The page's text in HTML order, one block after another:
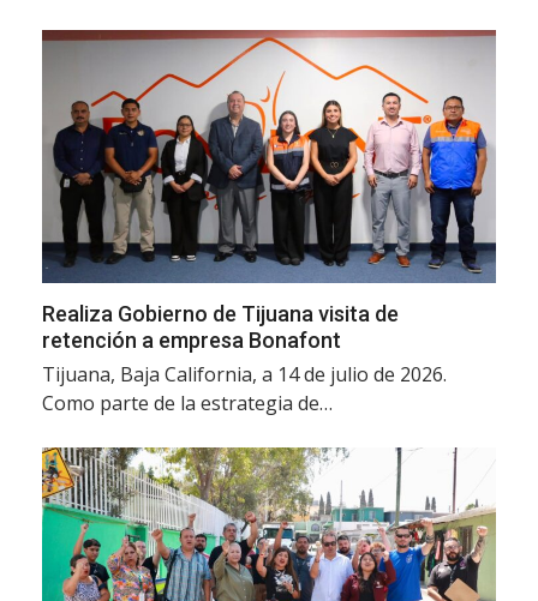
Realiza Gobierno de Tijuana visita de
retención a empresa Bonafont
Tijuana, Baja California, a 14 de julio de 2026.
Como parte de la estrategia de…